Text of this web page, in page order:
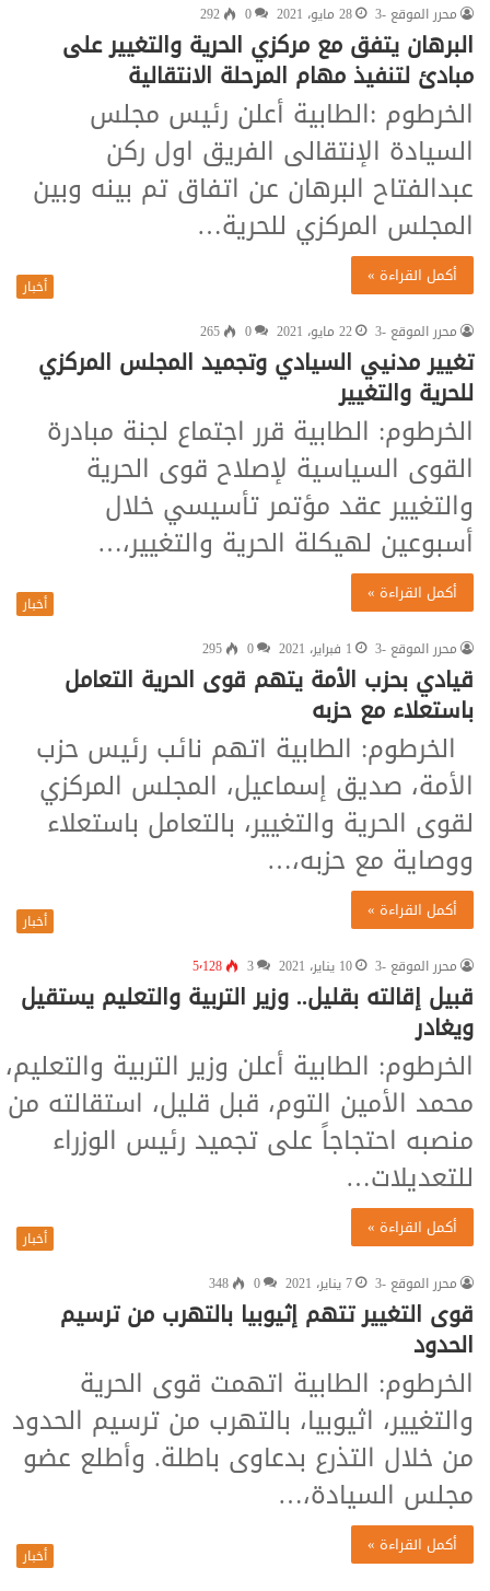
محرر الموقع -3
28 مايو، 2021 0
292
البرهان يتفق مع مركزي الحرية والتغيير على
مبادئ لتنفيذ مهام المرحلة الانتقالية
الخرطوم :الطابية أعلن رئيس مجلس
السيادة الإنتقالى الفريق اول ركن
عبدالفتاح البرهان عن اتفاق تم بينه وبين
المجلس المركزي للحرية…
أكمل القراءة »
أخبار
محرر الموقع -3
22 مايو، 2021 0
265
تغيير مدنيي السيادي وتجميد المجلس المركزي
للحرية والتغيير
الخرطوم: الطابية قرر اجتماع لجنة مبادرة
القوى السياسية لإصلاح قوى الحرية
والتغيير عقد مؤتمر تأسيسي خلال
أسبوعين لهيكلة الحرية والتغيير،…
أكمل القراءة »
أخبار
محرر الموقع -3
1 فبراير، 2021 0
295
قيادي بحزب الأمة يتهم قوى الحرية التعامل
باستعلاء مع حزبه
الخرطوم: الطابية اتهم نائب رئيس حزب
الأمة، صديق إسماعيل، المجلس المركزي
لقوى الحرية والتغيير، بالتعامل باستعلاء
ووصاية مع حزبه،…
أكمل القراءة »
أخبار
محرر الموقع -3
10 يناير، 2021 3 5٬128
قبيل إقالته بقليل.. وزير التربية والتعليم يستقيل
ويغادر
الخرطوم: الطابية أعلن وزير التربية والتعليم،
محمد الأمين التوم، قبل قليل، استقالته من
منصبه احتجاجاً على تجميد رئيس الوزراء
للتعديلات…
أكمل القراءة »
أخبار
محرر الموقع -3
7 يناير، 2021 0
348
قوى التغيير تتهم إثيوبيا بالتهرب من ترسيم
الحدود
الخرطوم: الطابية اتهمت قوى الحرية
والتغيير، اثيوبيا، بالتهرب من ترسيم الحدود
من خلال التذرع بدعاوى باطلة. وأطلع عضو
مجلس السيادة،…
أكمل القراءة »
أخبار